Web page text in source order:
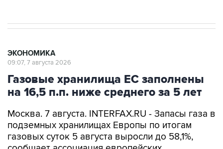
Газовые хранилища ЕС заполнены
на 16,5 п.п. ниже среднего за 5 лет
Москва. 7 августа. INTERFAX.RU - Запасы газа в
газовых суток 5 августа выросли до 58,1%,
сообщает ассоциация европейских
операторов газовой инфраструктуры Gas